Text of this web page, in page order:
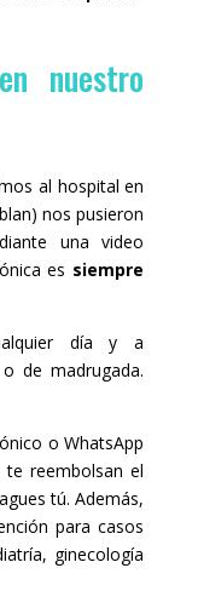
nuestro
al hospital en
nos pusieron
una video
es siempre
día y a
de madrugada.
o WhatsApp
reembolsan el
tú. Además,
para casos
ginecología